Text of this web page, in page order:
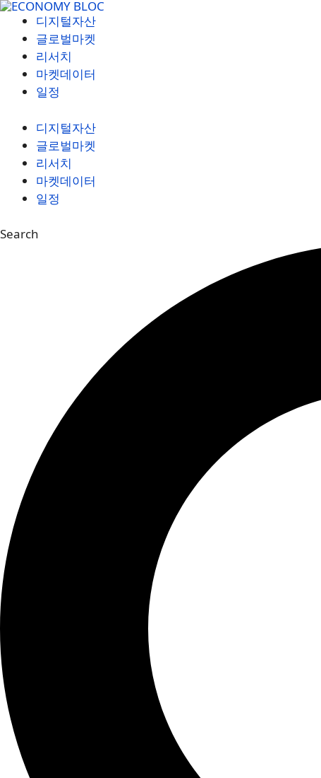
컨
디지털자산
글로벌마켓
리서치
마켓데이터
일정
디지털자산
글로벌마켓
리서치
마켓데이터
일정
Search